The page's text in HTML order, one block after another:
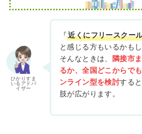
ひかりすま
いるアドバ
イザー
『近くにフリースクー
と感じる方もいるかもし
そんなときは、 隣接市
るか、全国どこからで
ンライン型を検討する
肢が広がります。